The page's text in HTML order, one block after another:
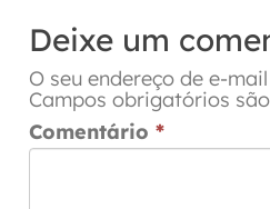
Deixe um
O seu endereço de e-
Campos obrigatórios
Comentário *